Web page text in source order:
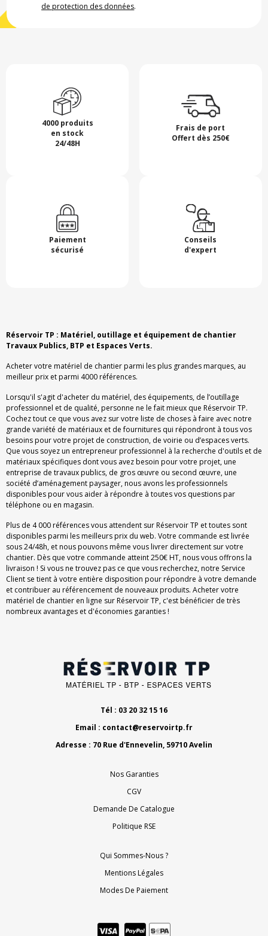
de protection des données.
4000 produits
en stock
24/48H
Frais de port
Offert dès 250€
Paiement
sécurisé
Conseils
d'expert
Réservoir TP : Matériel, outillage et équipement de chantier
Travaux Publics, BTP et Espaces Verts.
Acheter votre matériel de chantier parmi les plus grandes marques, au
meilleur prix et parmi 4000 références.
Lorsqu'il s'agit d'acheter du matériel, des équipements, de l’outillage
professionnel et de qualité, personne ne le fait mieux que Réservoir TP.
Cochez tout ce que vous avez sur votre liste de choses à faire avec notre
grande variété de matériaux et de fournitures qui répondront à tous vos
besoins pour votre projet de construction, de voirie ou d’espaces verts.
Que vous soyez un entrepreneur professionnel à la recherche d'outils et de
matériaux spécifiques dont vous avez besoin pour votre projet, une
entreprise de travaux publics, de gros œuvre ou second œuvre, une
société d’aménagement paysager, nous avons les professionnels
disponibles pour vous aider à répondre à toutes vos questions par
téléphone ou en magasin.
Plus de 4 000 références vous attendent sur Réservoir TP et toutes sont
disponibles parmi les meilleurs prix du web. Votre commande est livrée
sous 24/48h, et nous pouvons même vous livrer directement sur votre
chantier. Dès que votre commande atteint 250€ HT, nous vous offrons la
livraison ! Si vous ne trouvez pas ce que vous recherchez, notre Service
Client se tient à votre entière disposition pour répondre à votre demande
et contribuer au référencement de nouveaux produits. Acheter votre
matériel de chantier en ligne sur Réservoir TP, c'est bénéficier de très
nombreux avantages et d'économies garanties !
Tél : 03 20 32 15 16
Email : contact@reservoirtp.fr
Adresse : 70 Rue d'Ennevelin, 59710 Avelin
Nos Garanties
CGV
Demande De Catalogue
Politique RSE
Qui Sommes-Nous ?
Mentions Légales
Modes De Paiement